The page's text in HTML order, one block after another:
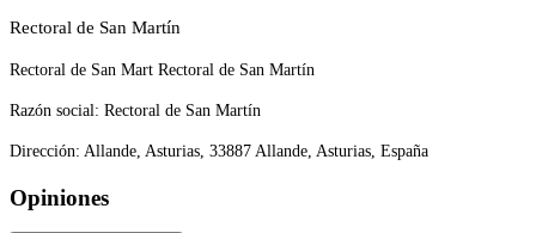
Rectoral de San Martín
Rectoral de San Mart Rectoral de San Martín
Razón social: Rectoral de San Martín
Dirección: Allande, Asturias, 33887 Allande, Asturias, España
Opiniones